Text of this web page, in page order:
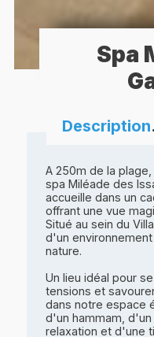
Spa
Description.
A 250m de la
spa Miléade des
accueille dans un
offrant une vue
Situé au sein du
d'un
nature.
Un lieu idéal pour
tensions et
dans notre espace
d'un hammam,
relaxation et d'une